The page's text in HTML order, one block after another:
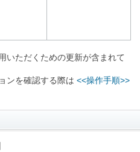
いただくための更新が含まれて
ンを確認する際は <<操作手順>>